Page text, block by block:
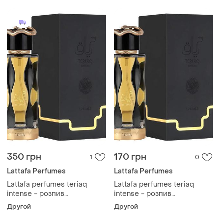
350 грн 1
Lattafa Perfumes
Lattafa perfumes teriaq
intense - розпив
оригінальних парфумів - 3
мл. 10
Другой
170 грн 0
Lattafa Perfumes
Lattafa perfumes teriaq
intense - розпив
оригінальних парфумів - 3
мл. 5
Другой